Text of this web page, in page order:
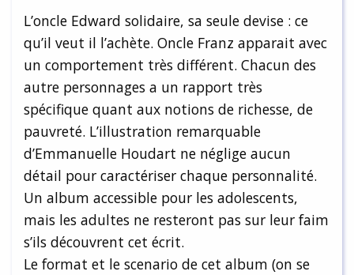
L’oncle Edward solidaire, sa seule devise : ce
qu’il veut il l’achète. Oncle Franz apparait avec
un comportement très différent. Chacun des
autre personnages a un rapport très
spécifique quant aux notions de richesse, de
pauvreté. L’illustration remarquable
d’Emmanuelle Houdart ne néglige aucun
détail pour caractériser chaque personnalité.
Un album accessible pour les adolescents,
mais les adultes ne resteront pas sur leur faim
s’ils découvrent cet écrit.
Le format et le scenario de cet album (on se